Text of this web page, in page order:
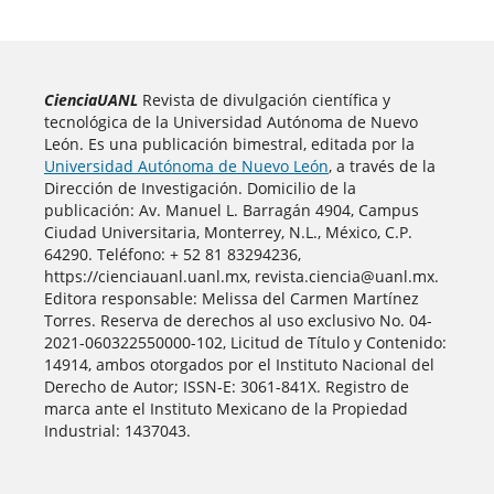
CienciaUANLRevista de divulgación científica y
tecnológica de la Universidad Autónoma de Nuevo
León. Es una publicación bimestral, editada por la
Universidad Autónoma de Nuevo León, a través de la
Dirección de Investigación. Domicilio de la
publicación: Av. Manuel L. Barragán 4904, Campus
Ciudad Universitaria, Monterrey, N.L., México, C.P.
64290. Teléfono: + 52 81 83294236,
https://cienciauanl.uanl.mx, revista.ciencia@uanl.mx.
Editora responsable: Melissa del Carmen Martínez
Torres. Reserva de derechos al uso exclusivo No. 04-
2021-060322550000-102, Licitud de Título y Contenido:
14914, ambos otorgados por el Instituto Nacional del
Derecho de Autor; ISSN-E: 3061-841X. Registro de
marca ante el Instituto Mexicano de la Propiedad
Industrial: 1437043.